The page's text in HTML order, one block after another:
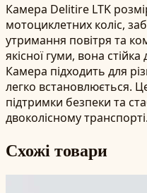
Камера Delitire LTK
мотоциклетних коліс,
утримання повітря та
якісної гуми, вона
Камера підходить для
легко встановлюється.
підтримки безпеки та
двоколісному транспорті.
Схожі товари